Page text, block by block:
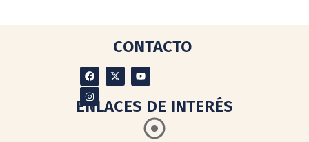
CONTACTO
ENLACES DE INTERÉS